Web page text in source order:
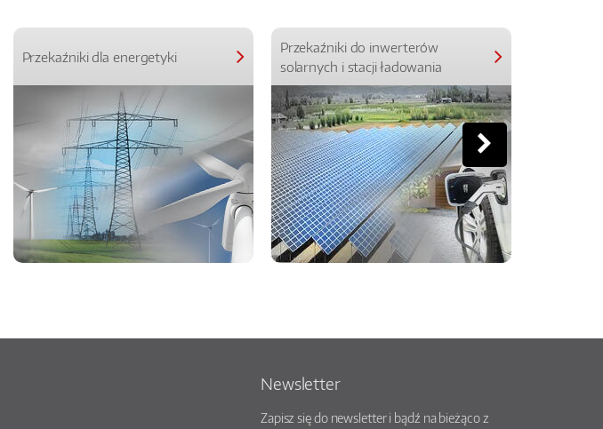
Przekaźniki dla energetyki
Przekaźniki do inwerterów
solarnych i stacji ładowania
Newsletter
Zapisz się do newsletter i bądź na bieżąco z